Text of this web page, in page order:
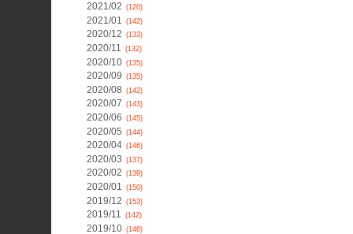
2021/02 (120)
2021/01 (142)
2020/12 (133)
2020/11 (132)
2020/10 (135)
2020/09 (135)
2020/08 (142)
2020/07 (143)
2020/06 (145)
2020/05 (144)
2020/04 (146)
2020/03 (137)
2020/02 (139)
2020/01 (150)
2019/12 (153)
2019/11 (142)
2019/10 (146)